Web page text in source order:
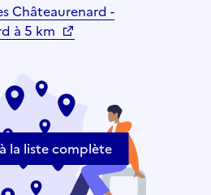
Châteaurenard -
à 5 km
la liste complète